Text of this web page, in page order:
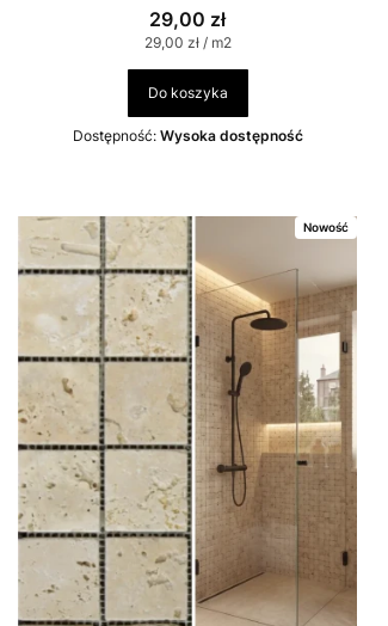
Cena
29,00 zł
Cena jednostkowa
29,00 zł / m2
Do koszyka
Dostępność: Wysoka dostępność
Nowość